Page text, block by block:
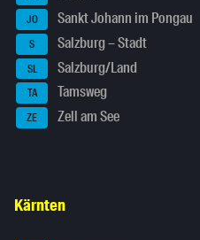
JO Sankt Johann im Pongau
S Salzburg – Stadt
SL Salzburg/Land
TA Tamsweg
ZE Zell am See
Kärnten